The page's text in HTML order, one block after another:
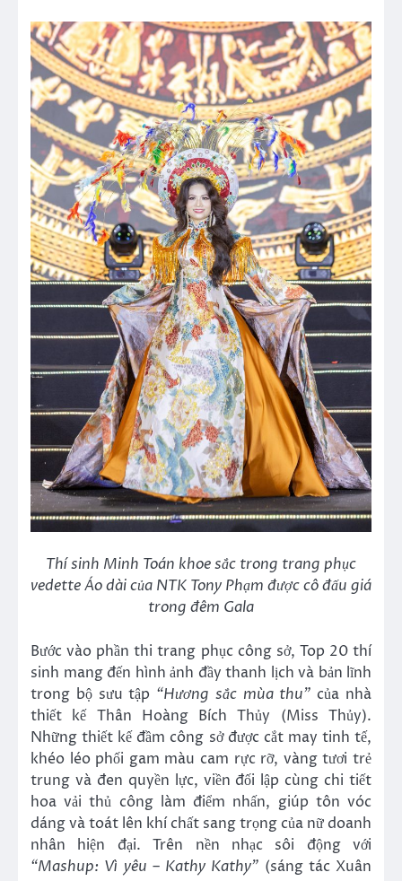
Thí sinh Minh Toán khoe sắc trong trang phục
vedette Áo dài của NTK Tony Phạm được cô đấu giá
trong đêm Gala
Bước vào phần thi trang phục công sở, Top 20 thí
sinh mang đến hình ảnh đầy thanh lịch và bản lĩnh
trong bộ sưu tập “Hương sắc mùa thu” của nhà
thiết kế Thân Hoàng Bích Thủy (Miss Thủy).
Những thiết kế đầm công sở được cắt may tinh tế,
khéo léo phối gam màu cam rực rỡ, vàng tươi trẻ
trung và đen quyền lực, viền đối lập cùng chi tiết
hoa vải thủ công làm điểm nhấn, giúp tôn vóc
dáng và toát lên khí chất sang trọng của nữ doanh
nhân hiện đại. Trên nền nhạc sôi động với
“Mashup: Vì yêu – Kathy Kathy” (sáng tác Xuân